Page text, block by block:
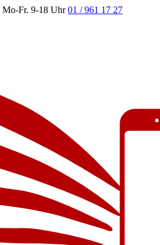
Mo-Fr. 9-18 Uhr 01 / 961 17 27